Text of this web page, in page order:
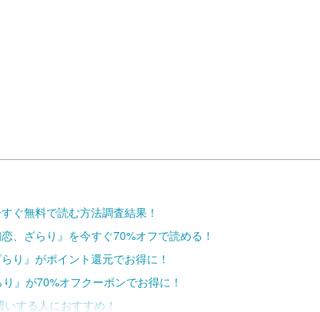
ぐ無料で読む方法調査結果！
、ざらり』を今すぐ70%オフで読める！
り』がポイント還元でお得に！
』が70%オフクーポンでお得に！
する人におすすめ！